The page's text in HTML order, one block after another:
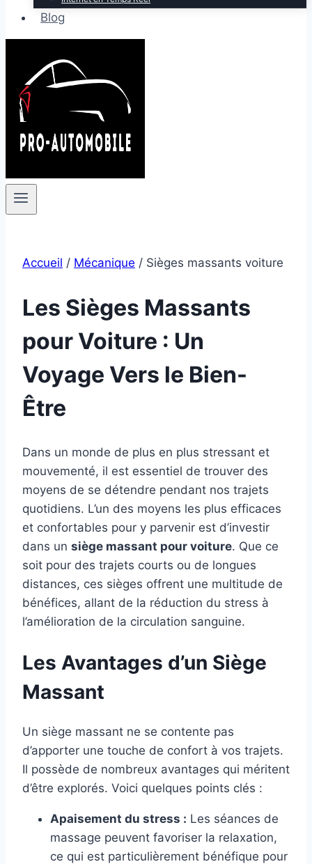
Blog
Accueil / Mécanique / Sièges massants voiture
Les Sièges Massants
pour Voiture : Un
Voyage Vers le Bien-
Être
Dans un monde de plus en plus stressant et
mouvementé, il est essentiel de trouver des
moyens de se détendre pendant nos trajets
quotidiens. L’un des moyens les plus efficaces
et confortables pour y parvenir est d’investir
dans un siège massant pour voiture. Que ce
soit pour des trajets courts ou de longues
distances, ces sièges offrent une multitude de
bénéfices, allant de la réduction du stress à
l’amélioration de la circulation sanguine.
Les Avantages d’un Siège
Massant
Un siège massant ne se contente pas
d’apporter une touche de confort à vos trajets.
Il possède de nombreux avantages qui méritent
d’être explorés. Voici quelques points clés :
Apaisement du stress : Les séances de
massage peuvent favoriser la relaxation,
ce qui est particulièrement bénéfique pour